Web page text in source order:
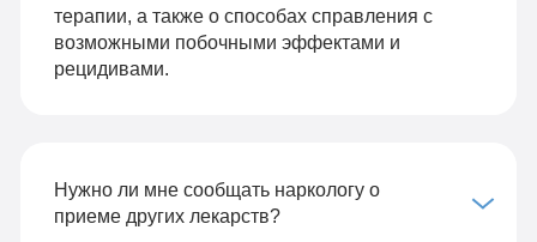
терапии, а также о способах справления с
возможными побочными эффектами и
рецидивами.
Нужно ли мне сообщать наркологу о
приеме других лекарств?